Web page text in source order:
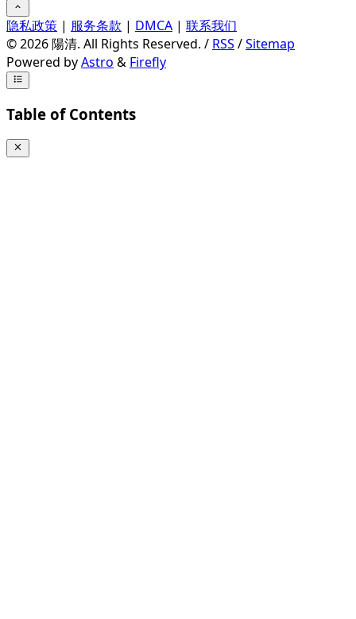
隐私政策 | 服务条款 | DMCA | 联系我们
©2026陽清. All Rights Reserved. / RSS /Sitemap
Powered byAstro & Firefly
Table of Contents